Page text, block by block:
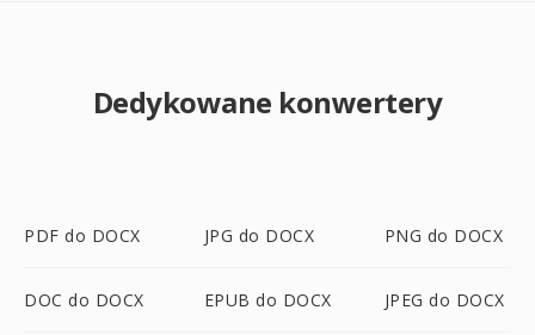
Dedykowane konwertery
PDF do DOCX JPG do DOCX PNG do DOCX
DOC do DOCX EPUB do DOCX JPEG do DOCX